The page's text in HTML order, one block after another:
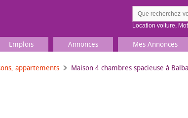
Location voiture,
Emplois Annonces Mes Annonces
appartements Maison 4 chambres spacieuse à